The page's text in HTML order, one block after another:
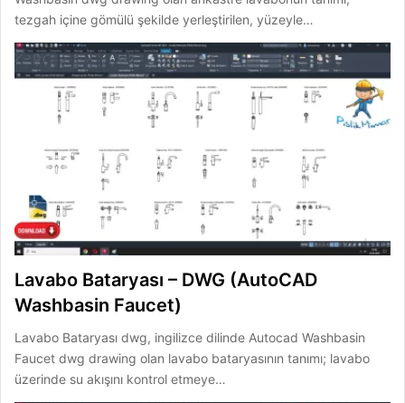
tezgah içine gömülü şekilde yerleştirilen, yüzeyle…
Lavabo Bataryası – DWG (AutoCAD
Washbasin Faucet)
Lavabo Bataryası dwg, ingilizce dilinde Autocad Washbasin
Faucet dwg drawing olan lavabo bataryasının tanımı; lavabo
üzerinde su akışını kontrol etmeye…